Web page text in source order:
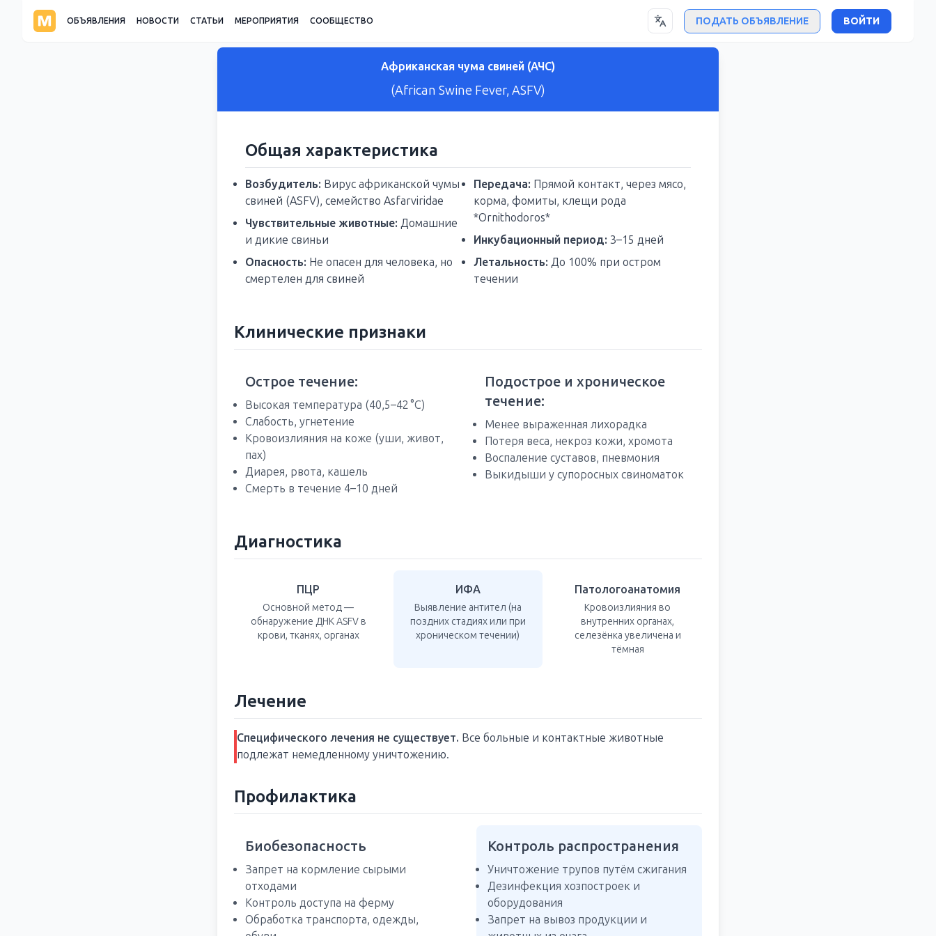
ОБЪЯВЛЕНИЯ НОВОСТИ СТАТЬИ МЕРОПРИЯТИЯ СООБЩЕСТВО ПОДАТЬ ОБЪЯВЛЕНИЕ ВОЙТИ
Африканская чума свиней (АЧС)
(African Swine Fever, ASFV)
Общая характеристика
Возбудитель: Вирус африканской чумы
свиней (ASFV), семейство Asfarviridae
Чувствительные животные: Домашние
и дикие свиньи
Опасность: Не опасен для человека, но
смертелен для свиней
Передача: Прямой контакт, через мясо,
корма, фомиты, клещи рода
*Ornithodoros*
Инкубационный период: 3–15 дней
Летальность: До 100% при остром
течении
Клинические признаки
Острое течение:
Высокая температура (40,5–42 °C)
Слабость, угнетение
Кровоизлияния на коже (уши, живот,
пах)
Диарея, рвота, кашель
Смерть в течение 4–10 дней
Подострое и хроническое
течение:
Менее выраженная лихорадка
Потеря веса, некроз кожи, хромота
Воспаление суставов, пневмония
Выкидыши у супоросных свиноматок
Диагностика
ПЦР
Основной метод —
обнаружение ДНК ASFV в
крови, тканях, органах
ИФА
Выявление антител (на
поздних стадиях или при
хроническом течении)
Патологоанатомия
Кровоизлияния во
внутренних органах,
селезёнка увеличена и
тёмная
Лечение
Специфического лечения не существует. Все больные и контактные животные
подлежат немедленному уничтожению.
Профилактика
Биобезопасность
Запрет на кормление сырыми
отходами
Контроль доступа на ферму
Обработка транспорта, одежды,
Контроль распространения
Уничтожение трупов путём сжигания
Дезинфекция хозпостроек и
оборудования
Запрет на вывоз продукции и